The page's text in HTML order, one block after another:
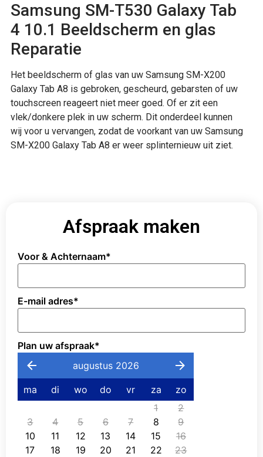
Samsung SM-T530 Galaxy Tab
4 10.1 Beeldscherm en glas
Reparatie
Het beeldscherm of glas van uw Samsung SM-X200
Galaxy Tab A8 is gebroken, gescheurd, gebarsten of uw
touchscreen reageert niet meer goed. Of er zit een
vlek/donkere plek in uw scherm. Dit onderdeel kunnen
wij voor u vervangen, zodat de voorkant van uw Samsung
SM-X200 Galaxy Tab A8 er weer splinternieuw uit ziet.
Afspraak maken
Voor & Achternaam*
E-mail adres*
Plan uw afspraak*
augustus 2026
ma di wo do vr za
zo
1
2
3
4 5 6 7 8
9
10
11 12 13 14 15
16
17
18 19 20 21 22
23